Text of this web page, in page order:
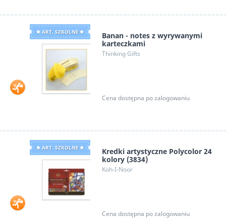
ART. SZKOLNE
Banan - notes z wyrywanymi
karteczkami
Thinking Gifts
Cena dostępna po zalogowaniu
ART. SZKOLNE
Kredki artystyczne Polycolor 24
kolory (3834)
Koh-I-Noor
Cena dostępna po zalogowaniu